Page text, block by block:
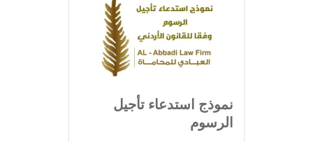
نموذج استدعاء تأجيل
الرسوم